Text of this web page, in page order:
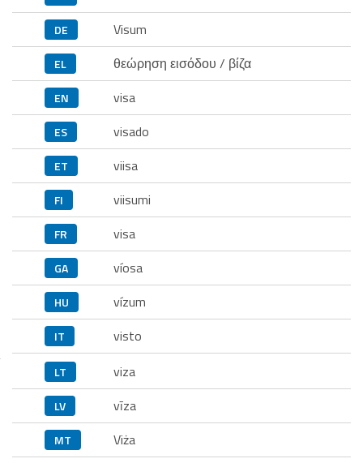
DE Visum
EL θεώρηση εισόδου / βίζα
EN visa
ES visado
ET viisa
FI viisumi
FR visa
GA víosa
HU vízum
IT visto
LT viza
LV vīza
MT Viża